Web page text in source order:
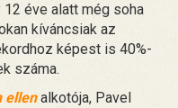
12 éve alatt még soha
kíváncsiak az
képest is 40%-
száma.
ellenalkotója, Pavel